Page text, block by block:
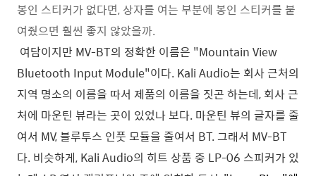
봉인 스티커가 없다면, 상자를 여는 부분에 봉인 스티커를 붙
여줬으면 훨씬 좋지 않았을까.
여담이지만 MV-BT의 정확한 이름은 "Mountain View
Bluetooth Input Module"이다. Kali Audio는 회사 근처의
지역 명소의 이름을 따서 제품의 이름을 짓곤 하는데, 회사 근
처에 마운틴 뷰라는 곳이 있었나 보다. 마운틴 뷰의 글자를 줄
여서 MV, 블루투스 인풋 모듈을 줄여서 BT. 그래서 MV-BT
다. 비슷하게, Kali Audio의 히트 상품 중 LP-06 스피커가 있